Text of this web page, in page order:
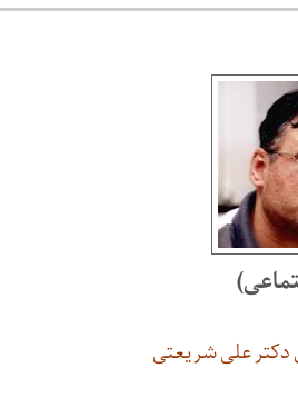
دکتر علی شریعتی